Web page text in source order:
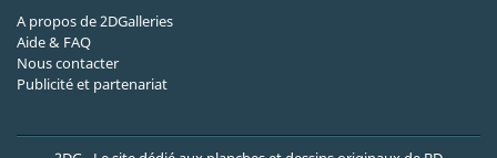
A propos de 2DGalleries
Aide & FAQ
Nous contacter
Publicité et partenariat